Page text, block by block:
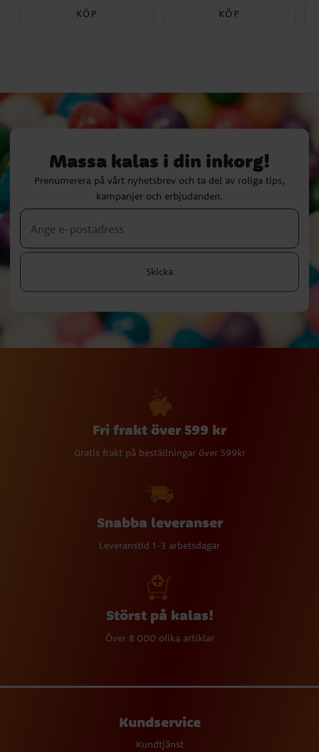
KÖP KÖP
Massa kalas i din inkorg!
Prenumerera på vårt nyhetsbrev och ta del av roliga tips,
kampanjer och erbjudanden.
Skicka
Fri frakt över 599 kr
Gratis frakt på beställningar över 599kr
Snabba leveranser
Leveranstid 1-3 arbetsdagar
Störst på kalas!
Över 8 000 olika artiklar
Kundservice
Kundtjänst